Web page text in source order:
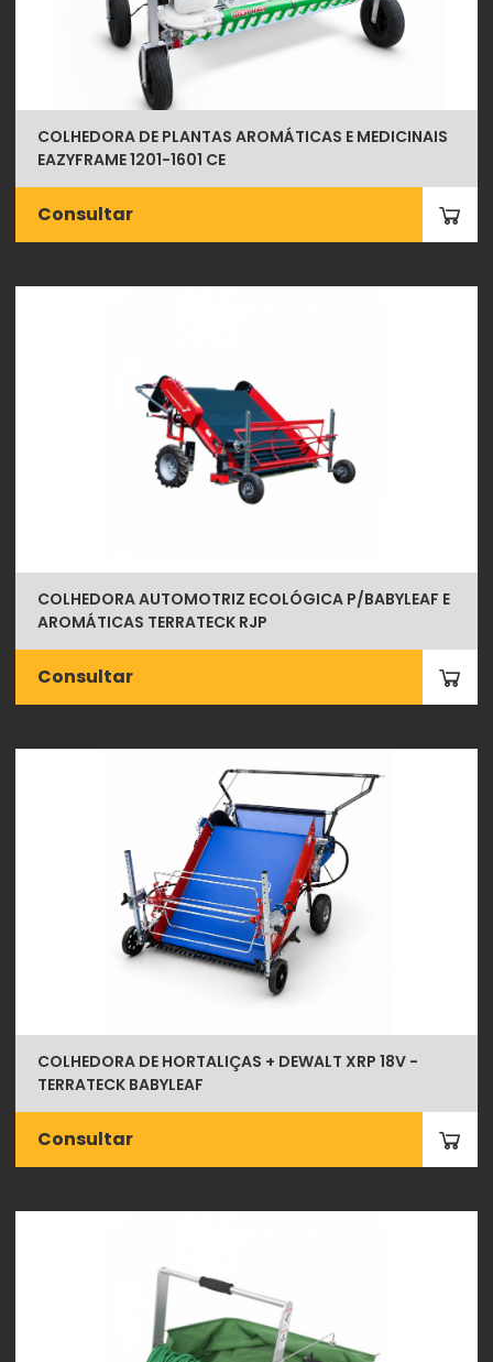
COLHEDORA DE PLANTAS AROMÁTICAS E MEDICINAIS
EAZYFRAME 1201-1601 CE
Consultar
COLHEDORA AUTOMOTRIZ ECOLÓGICA P/BABYLEAF E
AROMÁTICAS TERRATECK RJP
Consultar
COLHEDORA DE HORTALIÇAS + DEWALT XRP 18V -
TERRATECK BABYLEAF
Consultar